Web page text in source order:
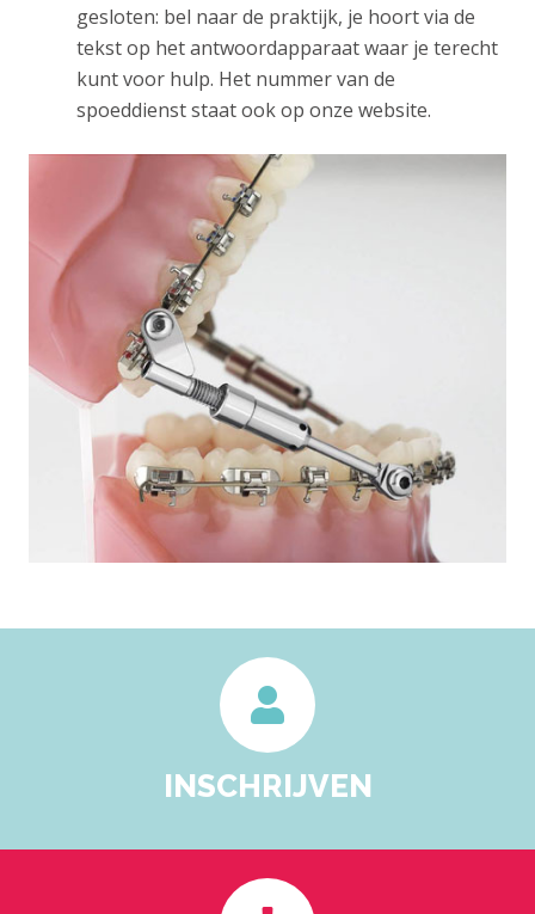
gesloten: bel naar de praktijk, je hoort via de
tekst op het antwoordapparaat waar je terecht
kunt voor hulp. Het nummer van de
spoeddienst staat ook op onze website.
INSCHRIJVEN